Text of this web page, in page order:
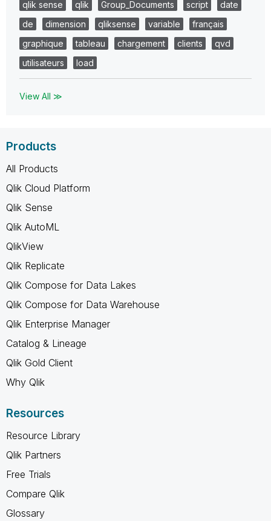
qlik sense
qlik Group_Documents script
date
de
dimension qliksense variable
français
graphique
tableau chargement clients
qvd
utilisateurs
load
View All ≫
Products
All Products
Qlik Cloud Platform
Qlik Sense
Qlik AutoML
QlikView
Qlik Replicate
Qlik Compose for Data Lakes
Qlik Compose for Data Warehouse
Qlik Enterprise Manager
Catalog & Lineage
Qlik Gold Client
Why Qlik
Resources
Resource Library
Qlik Partners
Free Trials
Compare Qlik
Glossary